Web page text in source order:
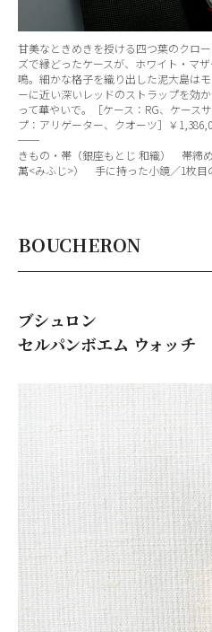
甘美なときめきを授ける四つ葉のクロ
ズで縁どったケースが、ホワイト・マ
鳴。細かな格子を織り出した泥大島は
ーに近い深いレッドのストラップを効
って華やいで。［ケース：RG、ケース
プ：アリゲーター、クオーツ］￥
──
きもの・帯（銀座もとじ 和織） 帯締
萬<みふじ>） 手に持った小鏡／1枚目
BOUCHERON
ブシュロン
セルパンボエム ウォッチ